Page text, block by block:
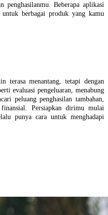
penghasilanmu. Beberapa aplikasi
berbagai produk yang kamu
terasa menantang, tetapi dengan
evaluasi pengeluaran, menabung
peluang penghasilan tambahan,
Persiapkan dirimu mulai
punya cara untuk menghadapi